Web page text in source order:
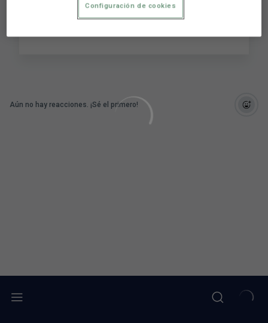
miden en una nueva edición de este divertido
Aún no hay reacciones. ¡Sé el primero!
Configuración de cookies